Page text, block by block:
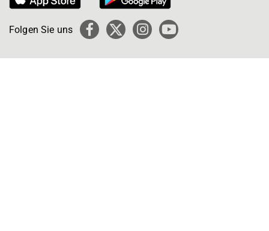
Folgen Sie uns Facebook
X
Instagram